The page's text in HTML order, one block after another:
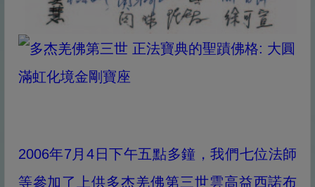
2006年7月4日下午五點多鐘，我們七位法師
等參加了上供多杰羌佛第三世雲高益西諾布